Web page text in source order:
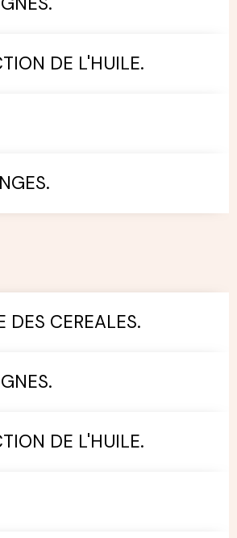
DE L'HUILE.
DES CEREALES.
DE L'HUILE.